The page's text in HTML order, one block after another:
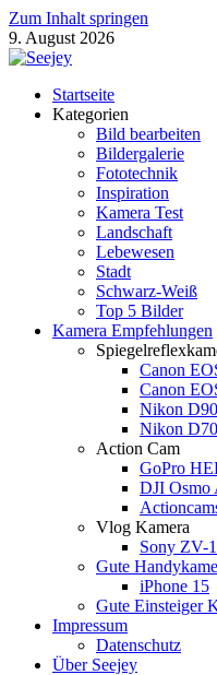
Zum Inhalt springen
9. August 2026
Seejey Fotoblog
Fotografie Magazin von Khoa
Startseite
Kategorien
Bild bearbeiten
Bildergalerie
Fototechnik
Inspiration
Kamera Test
Landschaft
Lebewesen
Stadt
Schwarz-Weiß
Top 5 Bilder
Kamera Empfehlungen
Canon
Canon
Nikon D90
Nikon
Action Cam
GoPro
DJI Osmo
Vlog Kamera
Sony ZV-
Gute
iPhone 15
Gute Einsteiger
Impressum
Datenschutz
Über Seejey